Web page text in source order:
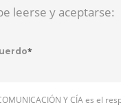
leerse y aceptarse:
*
Y CÍA es el